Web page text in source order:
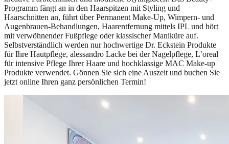
Programm fängt an in den Haarspitzen mit Styling und
Haarschnitten an, führt über Permanent Make-Up, Wimpern- und
Augenbrauen-Behandlungen, Haarentfernung mittels IPL und hört
mit verwöhnender Fußpflege oder klassischer Maniküre auf.
Selbstverständlich werden nur hochwertige Dr. Eckstein Produkte
für Ihre Hautpflege, alessandro Lacke bei der Nagelpflege, L’oreal
für intensive Pflege Ihrer Haare und hochklassige MAC Make-up
Produkte verwendet. Gönnen Sie sich eine Auszeit und buchen Sie
jetzt online Ihren ganz persönlichen Termin!